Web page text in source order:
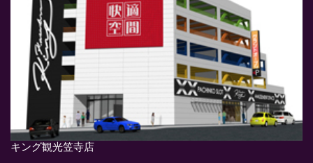
キング観光笠寺店